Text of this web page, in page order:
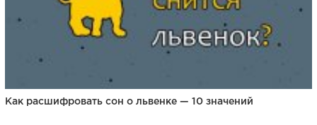
Как расшифровать сон о львенке — 10 значений